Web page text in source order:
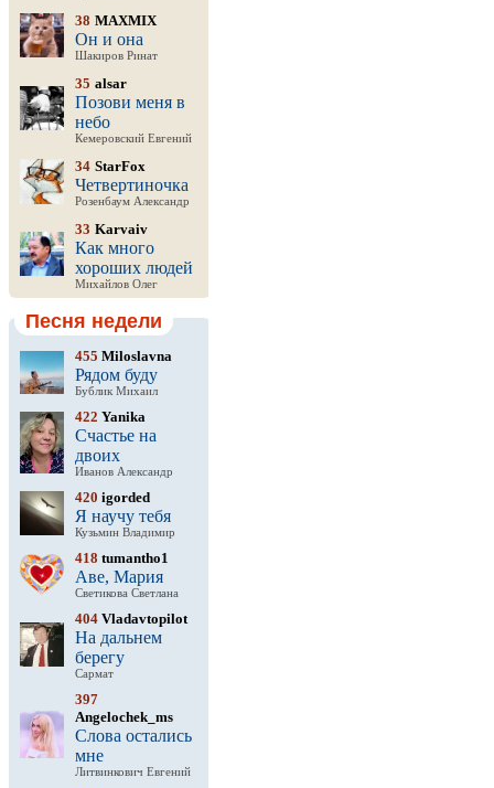
38 MAXMIX
Он и она
Шакиров Ринат
35 alsar
Позови меня в
небо
Кемеровский Евгений
34 StarFox
Четвертиночка
Розенбаум Александр
33 Karvaiv
Как много
хороших людей
Михайлов Олег
Песня недели
455 Miloslavna
Рядом буду
Бублик Михаил
422 Yanika
Счастье на
двоих
Иванов Александр
420 igorded
Я научу тебя
Кузьмин Владимир
418 tumantho1
Аве, Мария
Светикова Светлана
404 Vladavtopilot
На дальнем
берегу
Сармат
397
Angelochek_ms
Слова остались
мне
Литвинкович Евгений